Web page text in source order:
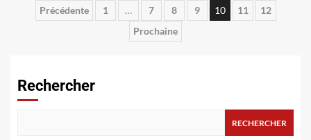
Pagination
Précédente 1 … 7 8 9 10 11
12
Prochaine
Rechercher
RECHERCHER